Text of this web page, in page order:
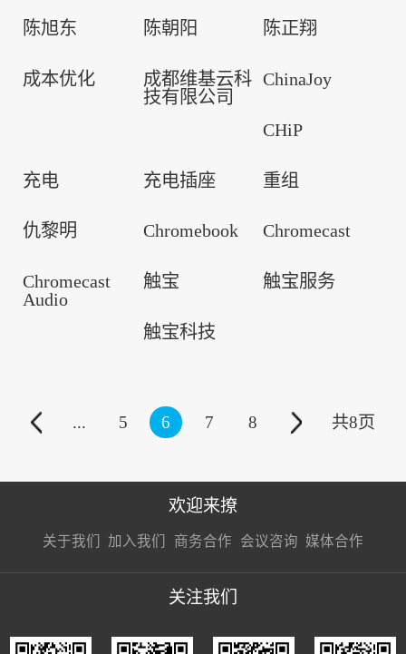
陈旭东 陈朝阳 陈正翔
成本优化
成都维基云科
技有限公司
ChinaJoy
CHiP
充电 充电插座 重组
仇黎明 Chromebook Chromecast
Chromecast
Audio
触宝 触宝服务
触宝科技
... 5 6 7 8 共8页
欢迎来撩
关于我们 加入我们
接扔简历
商务合作
接开聊
会议咨询 媒体合作
接开聊
关注我们